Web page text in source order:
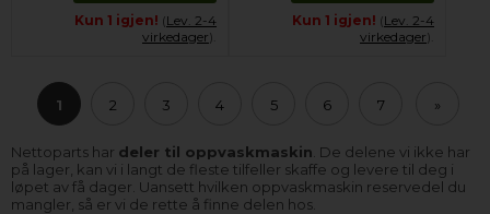
Kun 1 igjen! (Lev. 2-4
virkedager).
Kun 1 igjen! (Lev. 2-4
virkedager).
1 2 3 4 5 6 7 »
Nettoparts har deler til oppvaskmaskin . De delene vi ikke har
på lager, kan vi i langt de fleste tilfeller skaffe og levere til deg i
løpet av få dager. Uansett hvilken oppvaskmaskin reservedel du
mangler, så er vi de rette å finne delen hos.